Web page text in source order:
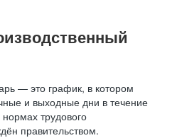
— это график, в котором
и выходные дни в течение
трудового
правительством.